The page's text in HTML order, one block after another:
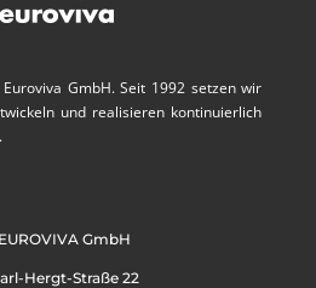
GmbH. Seit 1992 setzen wir
und realisieren kontinuierlich
EUROVIVA GmbH
Hergt-Straße 22